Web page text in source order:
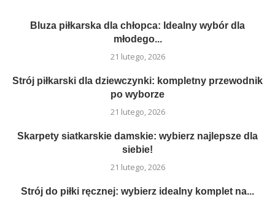
Bluza piłkarska dla chłopca: Idealny wybór dla
młodego...
21 lutego, 2026
Strój piłkarski dla dziewczynki: kompletny przewodnik
po wyborze
21 lutego, 2026
Skarpety siatkarskie damskie: wybierz najlepsze dla
siebie!
21 lutego, 2026
Strój do piłki ręcznej: wybierz idealny komplet na...